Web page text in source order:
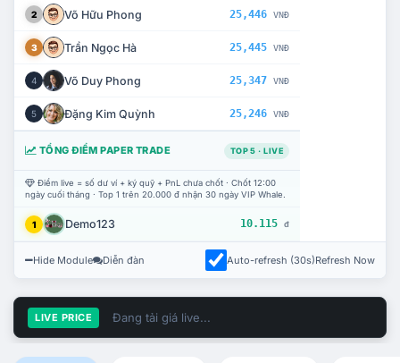
2 Võ Hữu Phong 25,446 VNĐ
3 Trần Ngọc Hà 25,445 VNĐ
4 Võ Duy Phong 25,347 VNĐ
5 Đặng Kim Quỳnh 25,246 VNĐ
TỔNG ĐIỂM PAPER TRADE TOP 5 · LIVE
Điểm live = số dư ví + ký quỹ + PnL chưa chốt · Chốt 12:00
ngày cuối tháng · Top 1 trên 20.000 đ nhận 30 ngày VIP Whale.
1 Demo123 10.115 đ
Hide Module Diễn đàn Auto-refresh (30s)Refresh Now
LIVE PRICE Đang tải giá live...